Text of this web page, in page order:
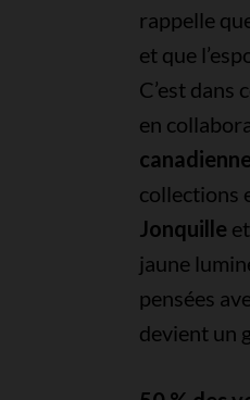
rappelle
et que
C’est dans
en
collections
Jonquille et
jaune
pensées
devient un